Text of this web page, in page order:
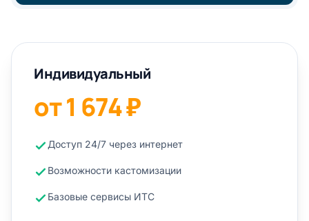
Индивидуальный
от 1 674 ₽
Доступ 24/7 через интернет
Возможности кастомизации
Базовые сервисы ИТС